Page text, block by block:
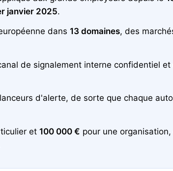
janvier 2025.
dans 13 domaines, des
de signalement interne confidentiel
d'alerte, de sorte que chaque
et 100 000 € pour une